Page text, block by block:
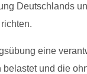
Deutschlands
eine
und die